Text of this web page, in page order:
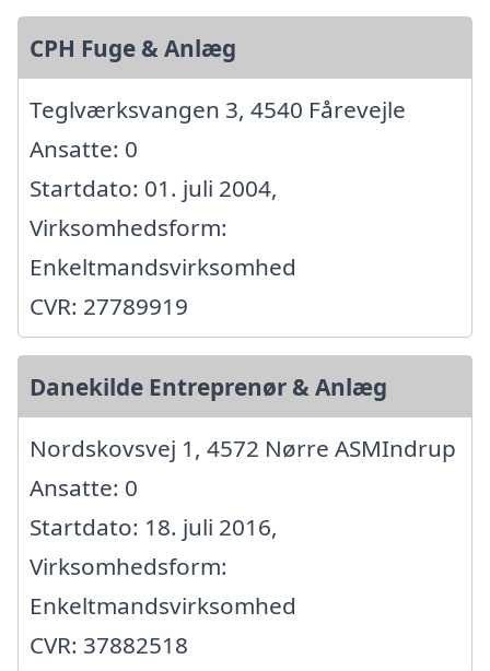
CPH Fuge & Anlæg
Teglværksvangen 3, 4540 Fårevejle
Ansatte: 0
Startdato: 01. juli 2004,
Virksomhedsform:
Enkeltmandsvirksomhed
CVR: 27789919
Danekilde Entreprenør & Anlæg
Nordskovsvej 1, 4572 Nørre ASMIndrup
Ansatte: 0
Startdato: 18. juli 2016,
Virksomhedsform:
Enkeltmandsvirksomhed
CVR: 37882518